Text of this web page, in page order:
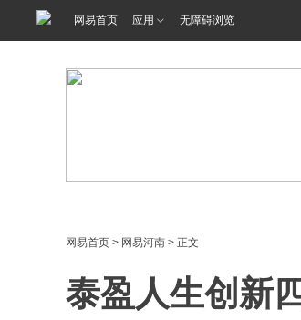
网易首页 应用 无障碍浏览
网易首页 > 网易河南 > 正文
泰盈人生创新